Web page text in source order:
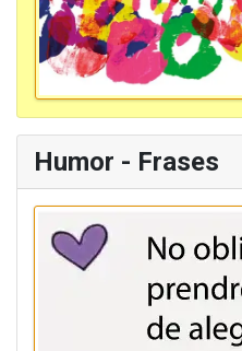
Humor - Frases